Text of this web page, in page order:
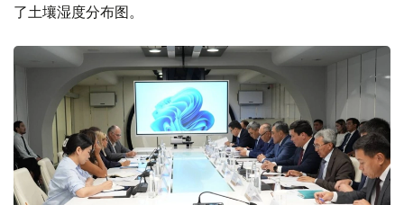
了土壤湿度分布图。